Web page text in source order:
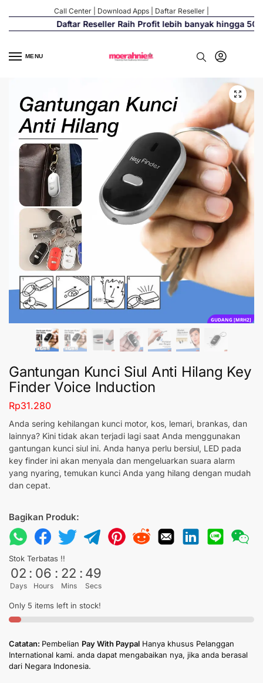
Call Center Download Apps Daftar Reseller
Daftar Reseller Raih Profit lebih banyak hingga 500%
MENU
GUDANG [MRH2]
Gantungan Kunci Siul Anti Hilang Key
Finder Voice Induction
Rp31.280
Anda sering kehilangan kunci motor, kos, lemari, brankas, dan
lainnya? Kini tidak akan terjadi lagi saat Anda menggunakan
gantungan kunci siul ini. Anda hanya perlu bersiul, LED pada
key finder ini akan menyala dan mengeluarkan suara alarm
yang nyaring, temukan kunci Anda yang hilang dengan mudah
dan cepat.
Bagikan Produk:
Stok Terbatas !!
02
Days
: 06
Hours
: 22
Mins
: 49
Secs
Only 5 items left in stock!
Catatan: Pembelian Pay With Paypal Hanya khusus Pelanggan
International kami. anda dapat mengabaikan nya, jika anda berasal
dari Negara Indonesia.